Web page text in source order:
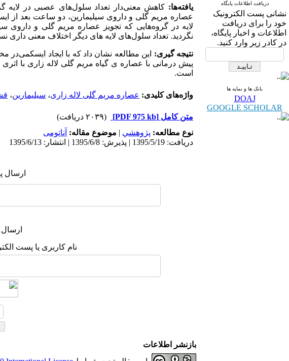
دریافت اطلاعات پایگاه
نشانی پست الکترونیک
خود را برای دریافت
اطلاعات و اخبار پایگاه،
در کادر زیر وارد کنید.
بانک ها و نمایه ها
DOAJ
GOOGLE SCHOLAR
یافته‌ها: کاهش معنی‌دار تعداد سلول‌های عصبی در لایه
عصاره مریم گلی و داروی سیلیمارین، دو ساعت بعد از
لایه در گروه‌هایی که تجویز عصاره مریم گلی و داروی
نگردید. تعداد سلول‌های لایه های دیگر اختلاف معنی داری
نتیجه گیری: این مطالعه نشان داد که با ایجاد ایسکمی‌در
پیش درمانی با عصاره ی گیاه مریم گلی لاله زاری با
است.
واژه‌های کلیدی: عصاره مریم گلی لاله زاری، سیلیمارین،
متن کامل [PDF 975 kb]
(۲۰۳۹ دریافت)
نوع مطالعه: پژوهشي | موضوع مقاله: آناتومی
دریافت: 1395/5/19 | پذیرش: 1395/6/8 | انتشار: 1395/6/13
ارسال
نام کاربری یا پست
بازنشر اطلاعات